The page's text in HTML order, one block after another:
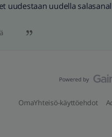
uudestaan uudella
OmaYhteisö-käyttöehdot